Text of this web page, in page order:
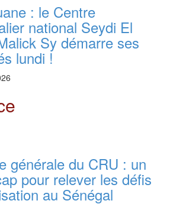
: le Centre
national Seydi El
Sy démarre ses
lundi !
générale du CRU : un
pour relever les défis
au Sénégal